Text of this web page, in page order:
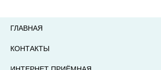
ГЛАВНАЯ
КОНТАКТЫ